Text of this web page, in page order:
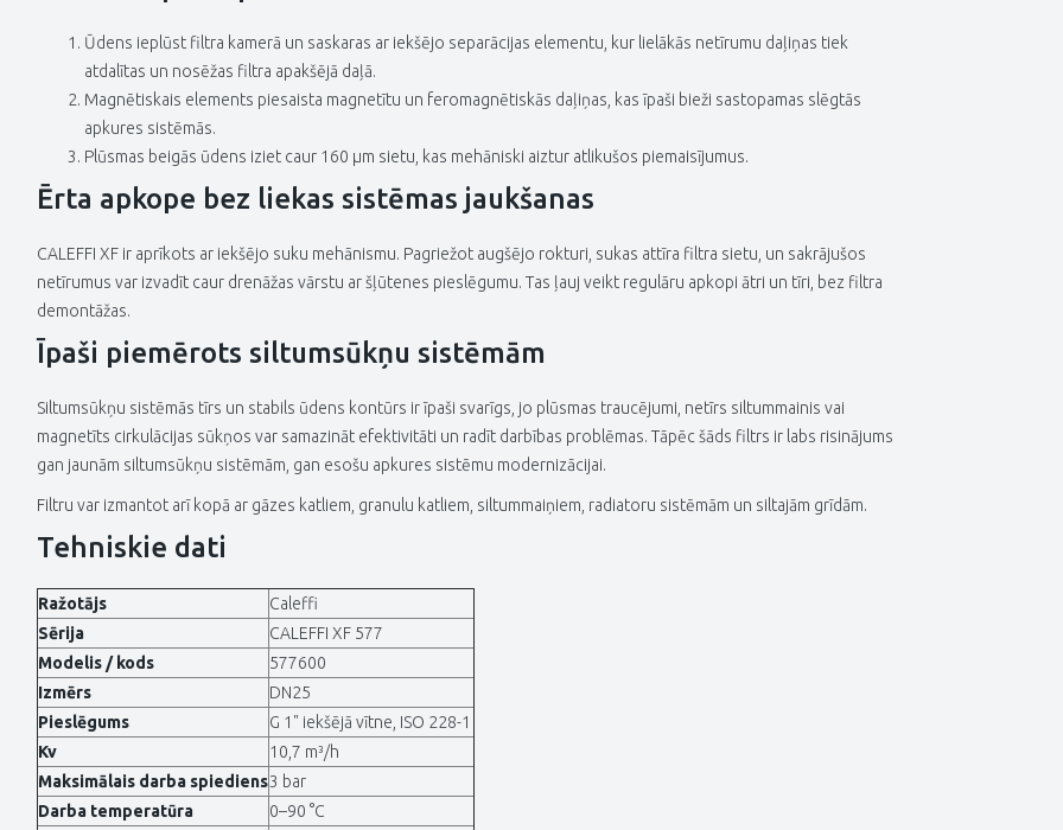
Ūdens ieplūst filtra kamerā un saskaras ar iekšējo separācijas elementu, kur lielākās netīrumu daļiņas tiek
atdalītas un nosēžas filtra apakšējā daļā.
Magnētiskais elements piesaista magnetītu un feromagnētiskās daļiņas, kas īpaši bieži sastopamas slēgtās
apkures sistēmās.
Plūsmas beigās ūdens iziet caur 160 µm sietu, kas mehāniski aiztur atlikušos piemaisījumus.
Ērta apkope bez liekas sistēmas jaukšanas
CALEFFI XF ir aprīkots ar iekšējo suku mehānismu. Pagriežot augšējo rokturi, sukas attīra filtra sietu, un sakrājušos
netīrumus var izvadīt caur drenāžas vārstu ar šļūtenes pieslēgumu. Tas ļauj veikt regulāru apkopi ātri un tīri, bez filtra
demontāžas.
Īpaši piemērots siltumsūkņu sistēmām
Siltumsūkņu sistēmās tīrs un stabils ūdens kontūrs ir īpaši svarīgs, jo plūsmas traucējumi, netīrs siltummainis vai
magnetīts cirkulācijas sūkņos var samazināt efektivitāti un radīt darbības problēmas. Tāpēc šāds filtrs ir labs risinājums
gan jaunām siltumsūkņu sistēmām, gan esošu apkures sistēmu modernizācijai.
Filtru var izmantot arī kopā ar gāzes katliem, granulu katliem, siltummaiņiem, radiatoru sistēmām un siltajām grīdām.
Tehniskie dati
Ražotājs
Caleffi
Sērija
CALEFFI XF 577
Modelis / kods
577600
Izmērs
DN25
Pieslēgums
G 1" iekšējā vītne, ISO 228-1
Kv
10,7 m³/h
Maksimālais darba spiediens3 bar
Darba temperatūra
0–90 °C